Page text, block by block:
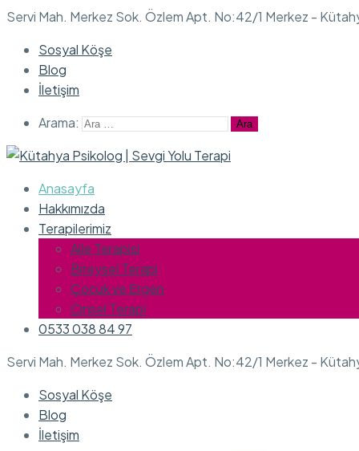
Servi Mah. Merkez Sok. Özlem Apt. No:42/1 Merkez -
Sosyal Köşe
Blog
İletişim
Arama:
Anasayfa
Hakkımızda
Terapilerimiz
Aile Terapisi
Bireysel Terapi
Çocuk ve Ergen
Cinsel Terapi
0533 038 84 97
Servi Mah. Merkez Sok. Özlem Apt. No:42/1 Merkez -
Sosyal Köşe
Blog
İletişim